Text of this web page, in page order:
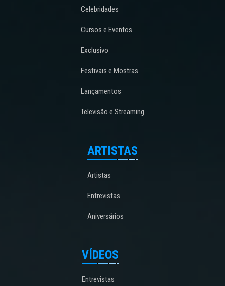
Celebridades
Cursos e Eventos
Exclusivo
Festivais e Mostras
Lançamentos
Televisão e Streaming
ARTISTAS
Artistas
Entrevistas
Aniversários
VÍDEOS
Entrevistas